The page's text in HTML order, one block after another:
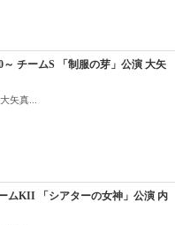
～ チームS 「制服の芽」公演 大矢
矢真...
ムKII 「シアターの女神」公演 内